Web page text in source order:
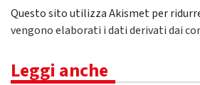
Questo sito utilizza Akismet per
vengono elaborati i dati derivati dai
Leggi anche